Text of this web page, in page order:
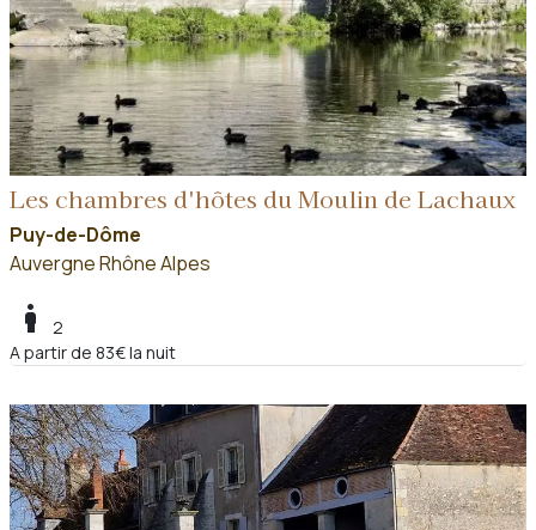
Les chambres d'hôtes du Moulin de Lachaux
Puy-de-Dôme
Auvergne Rhône Alpes
boy
2
A partir de 83€ la nuit